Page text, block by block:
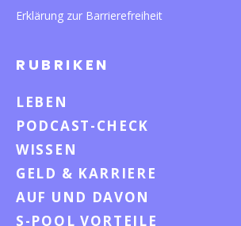
Erklärung zur Barrierefreiheit
RUBRIKEN
LEBEN
PODCAST-CHECK
WISSEN
GELD & KARRIERE
AUF UND DAVON
S-POOL VORTEILE